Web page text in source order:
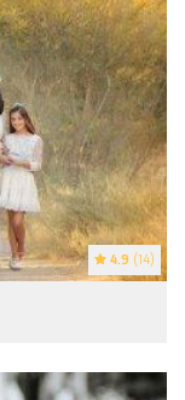
4.9 (14)